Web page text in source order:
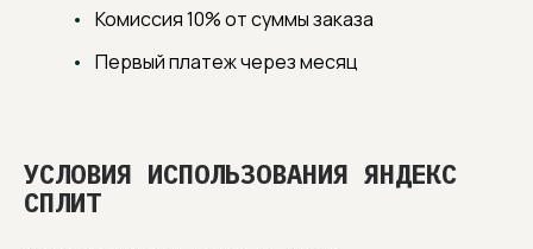
Комиссия 10% от суммы заказа
Первый платеж через месяц
УСЛОВИЯ ИСПОЛЬЗОВАНИЯ ЯНДЕКС
СПЛИТ